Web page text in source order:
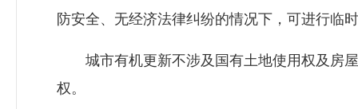
防安全、无经济法律纠纷的情况下，可进行临
城市有机更新不涉及国有土地使用权及房屋
权。